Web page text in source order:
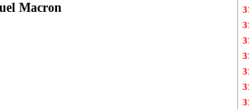
Macron